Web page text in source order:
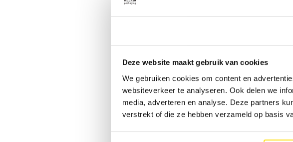
Deze website maakt gebruik van cookies
We gebruiken cookies om content en
websiteverkeer te analyseren. Ook delen we
media, adverteren en analyse. Deze partners
verstrekt of die ze hebben verzameld op basis
WANNEER BETAALT EEN
MOETEN BEDRIJVEN DE
BETALEN ALS HET ARTIKELEN
SUP-WETGEVING VALLEN?
DAN OOK DE